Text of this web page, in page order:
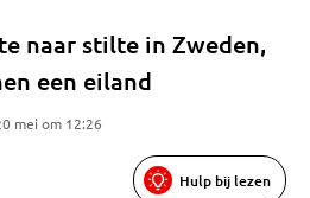
naar stilte in Zweden,
een eiland
mei om 12:26
Hulp bij lezen